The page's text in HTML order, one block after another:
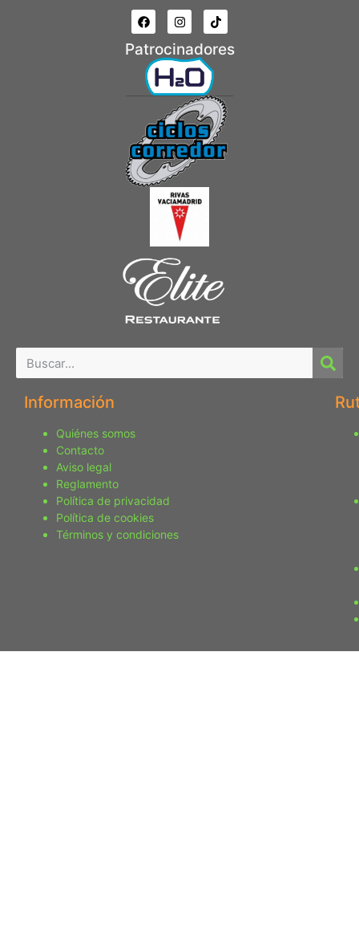
Patrocinadores
Información
Quiénes somos
Contacto
Aviso legal
Reglamento
Política de privacidad
Política de cookies
Términos y condiciones